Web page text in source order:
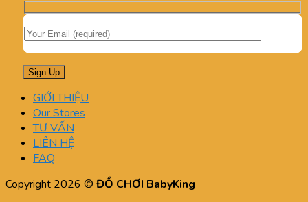
GIỚI THIỆU
Our Stores
TƯ VẤN
LIÊN HỆ
FAQ
Copyright 2026 ©ĐỒ CHƠI BabyKing